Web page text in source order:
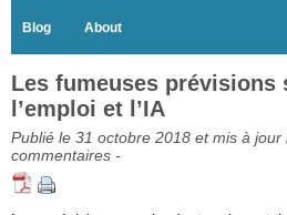
Blog About
Les fumeuses prévisions
l’emploi et l’IA
Publié le 31 octobre 2018 et mis à
commentaires -